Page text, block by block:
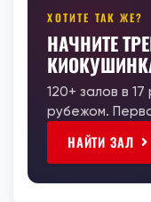
ХОТИТЕ ТАК ЖЕ?
НАЧНИТЕ
120+ залов в
рубежом.
НАЙТИ ЗАЛ